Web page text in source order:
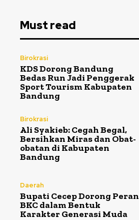
Must read
Birokrasi
KDS Dorong Bandung
Bedas Run Jadi Penggerak
Sport Tourism Kabupaten
Bandung
Birokrasi
Ali Syakieb: Cegah Begal,
Bersihkan Miras dan Obat-
obatan di Kabupaten
Bandung
Daerah
Bupati Cecep Dorong Peran
BKC dalam Bentuk
Karakter Generasi Muda